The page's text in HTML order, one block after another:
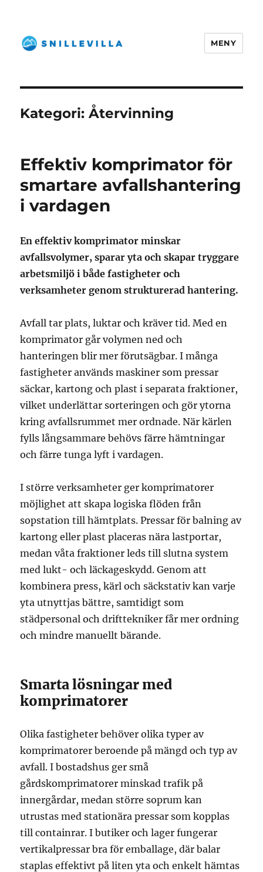
MENY
Kategori:Återvinning
Effektiv komprimator för
smartare avfallshantering
i vardagen
En effektiv komprimator minskar
avfallsvolymer, sparar yta och skapar tryggare
arbetsmiljö i både fastigheter och
verksamheter genom strukturerad hantering.
Avfall tar plats, luktar och kräver tid. Med en
komprimator går volymen ned och
hanteringen blir mer förutsägbar. I många
fastigheter används maskiner som pressar
säckar, kartong och plast i separata fraktioner,
vilket underlättar sorteringen och gör ytorna
kring avfallsrummet mer ordnade. När kärlen
fylls långsammare behövs färre hämtningar
och färre tunga lyft i vardagen.
I större verksamheter ger komprimatorer
möjlighet att skapa logiska flöden från
sopstation till hämtplats. Pressar för balning av
kartong eller plast placeras nära lastportar,
medan våta fraktioner leds till slutna system
med lukt- och läckageskydd. Genom att
kombinera press, kärl och säckstativ kan varje
yta utnyttjas bättre, samtidigt som
städpersonal och drifttekniker får mer ordning
och mindre manuellt bärande.
Smarta lösningar med
komprimatorer
Olika fastigheter behöver olika typer av
komprimatorer beroende på mängd och typ av
avfall. I bostadshus ger små
gårdskomprimatorer minskad trafik på
innergårdar, medan större soprum kan
utrustas med stationära pressar som kopplas
till containrar. I butiker och lager fungerar
vertikalpressar bra för emballage, där balar
staplas effektivt på liten yta och enkelt hämtas